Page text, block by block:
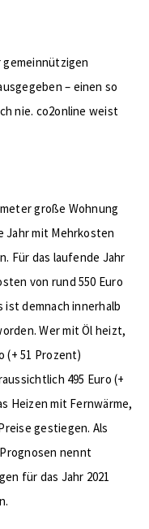
gemeinnützigen
– einen so
nie. co2online weist
große Wohnung
Jahr mit Mehrkosten
Für das laufende Jahr
von rund 550 Euro
ist demnach innerhalb
Wer mit Öl heizt,
(+ 51 Prozent)
495 Euro (+
Heizen mit Fernwärme,
gestiegen. Als
nennt
für das Jahr 2021